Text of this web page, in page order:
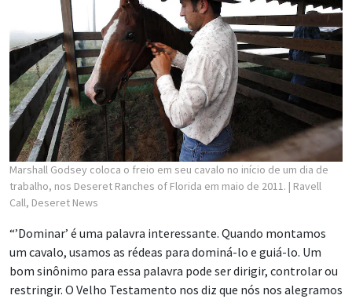
Marshall Godsey coloca o freio em seu cavalo no início de um dia de
trabalho, nos Deseret Ranches of Florida em maio de 2011. | Ravell
Call, Deseret News
“’Dominar’ é uma palavra interessante. Quando montamos
um cavalo, usamos as rédeas para dominá-lo e guiá-lo. Um
bom sinônimo para essa palavra pode ser dirigir, controlar ou
restringir. O Velho Testamento nos diz que nós nos alegramos